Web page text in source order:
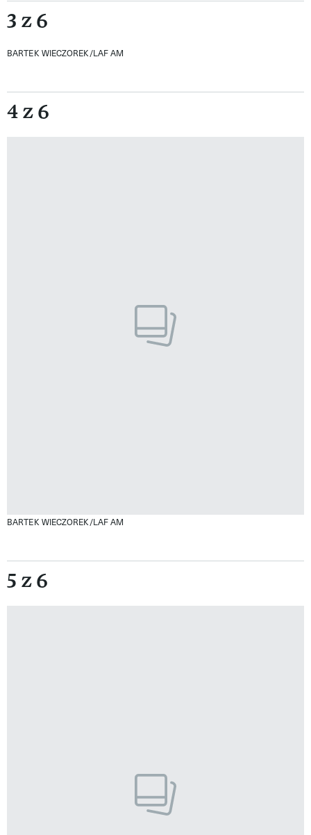
3 z 6
BARTEK WIECZOREK/LAF AM
4 z 6
BARTEK WIECZOREK/LAF AM
5 z 6